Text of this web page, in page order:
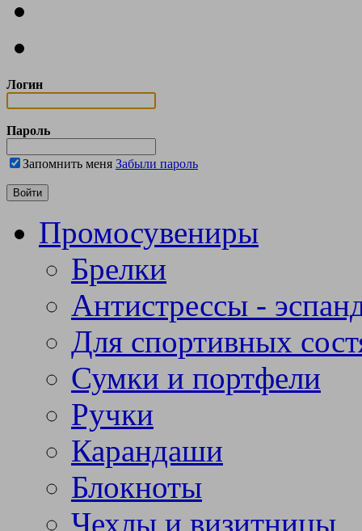
Логин
Пароль
Запомнить меня Забыли пароль
Промосувениры
Брелки
Антистрессы -
Для спортивных
Сумки и портфели
Ручки
Карандаши
Блокноты
Чехлы и визитницы